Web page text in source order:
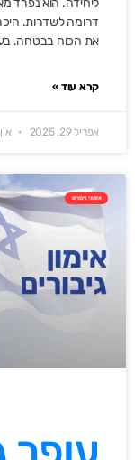
ליחידה. הוא נפרד
דרומה לשדרות.
את הכוח בבטחה.
קרא עוד »
אפריל 29, 2025
אימוני גיבורים